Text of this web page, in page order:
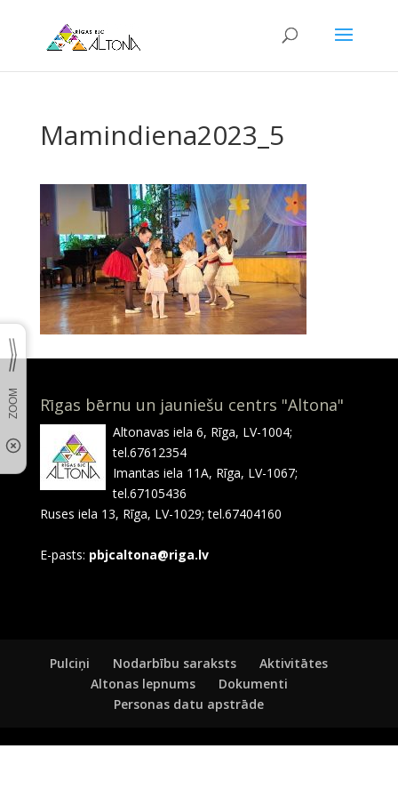
Mamindiena2023_5
Rīgas bērnu un jauniešu centrs "Altona"
Altonavas iela 6, Rīga, LV-1004;
tel.67612354
Imantas iela 11A, Rīga, LV-1067;
tel.67105436
Ruses iela 13, Rīga, LV-1029; tel.67404160
E-pasts: pbjcaltona@riga.lv
Pulciņi Nodarbību saraksts
Aktivitātes
Altonas lepnums
Dokumenti
Personas datu apstrāde